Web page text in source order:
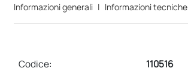
Informazioni generali | Informazioni tecniche
Codice:
110516